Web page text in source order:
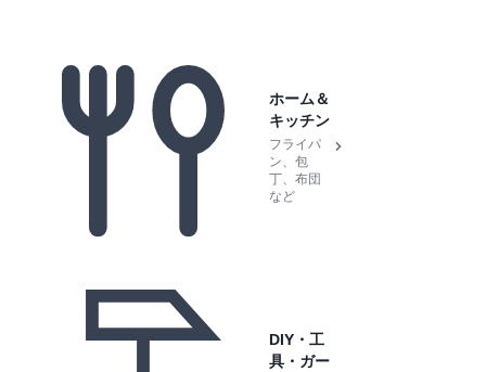
ホーム＆
キッチン
フライパ
ン、包
丁、布団
など
DIY・工
具・ガー